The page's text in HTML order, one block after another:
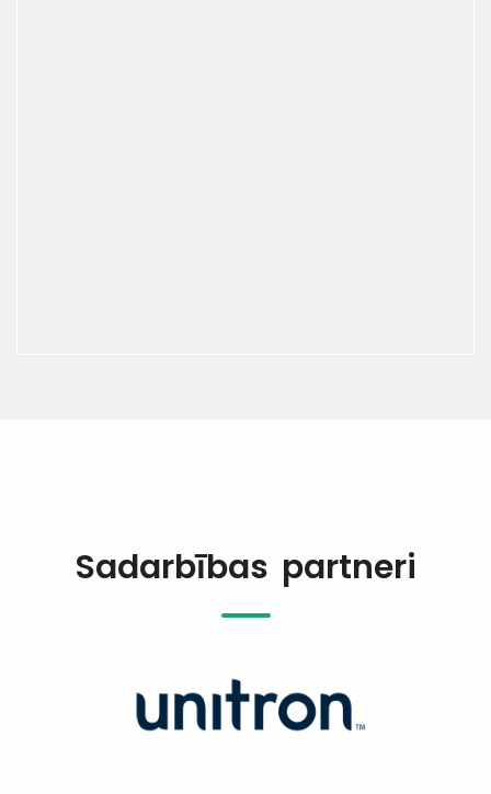
Sadarbības partneri